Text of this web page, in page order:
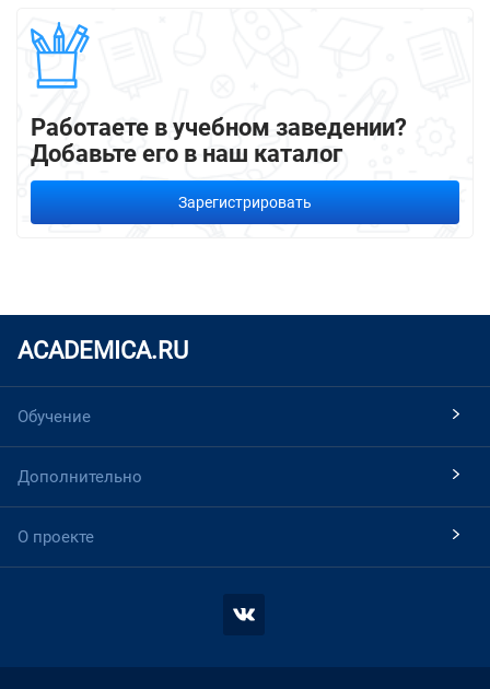
Работаете в учебном заведении?
Добавьте его в наш каталог
Зарегистрировать
ACADEMICA.RU
Обучение
Дополнительно
О проекте